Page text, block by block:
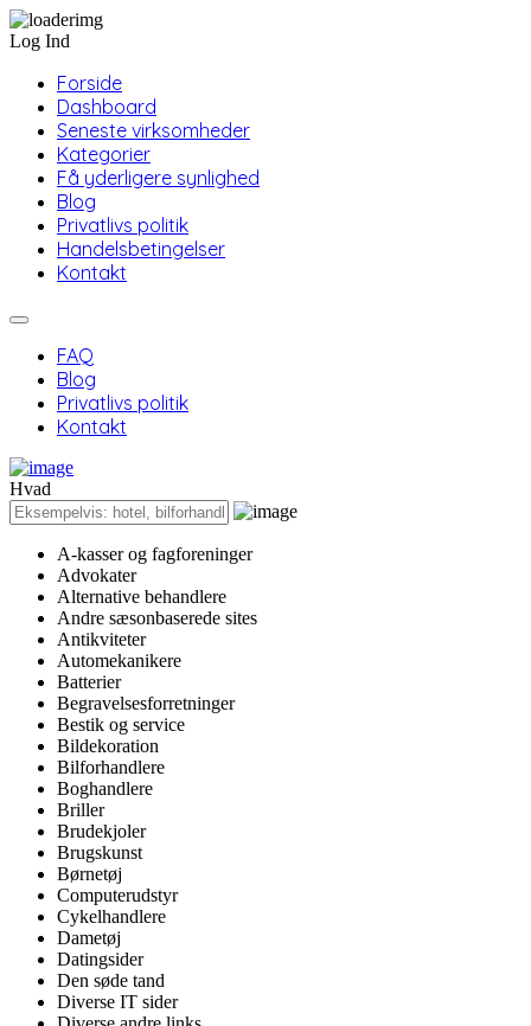
Log Ind
Forside
Dashboard
Seneste virksomheder
Kategorier
Få yderligere synlighed
Blog
Privatlivs politik
Handelsbetingelser
Kontakt
FAQ
Blog
Privatlivs politik
Kontakt
Hvad
A-kasser og fagforeninger
Advokater
Alternative behandlere
Andre sæsonbaserede sites
Antikviteter
Automekanikere
Batterier
Begravelsesforretninger
Bestik og service
Bildekoration
Bilforhandlere
Boghandlere
Briller
Brudekjoler
Brugskunst
Børnetøj
Computerudstyr
Cykelhandlere
Dametøj
Datingsider
Den søde tand
Diverse IT sider